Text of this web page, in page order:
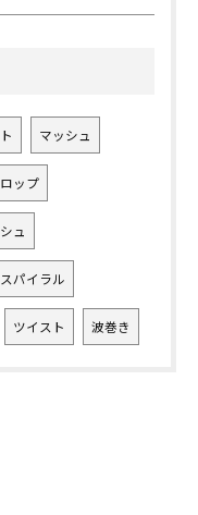
マッシュ
ップ
ュ
スパイラル
ツイスト 波巻き